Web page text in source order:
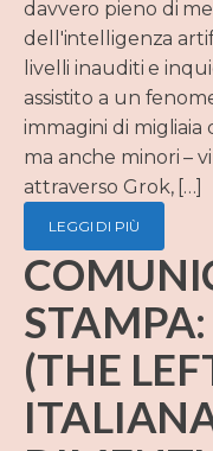
davvero pieno di
dell'intelligenza
livelli inauditi e
assistito a un
immagini di
ma anche minori –
attraverso Grok, […]
LEGGI DI PIÙ
(THE